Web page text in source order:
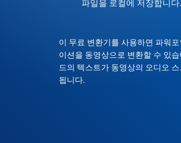
파일을 로컬에 저장합니다.
이 무료 변환기를 사용하면 파워
이션을 동영상으로 변환할 수 있
드의 텍스트가 동영상의 오디오
됩니다.